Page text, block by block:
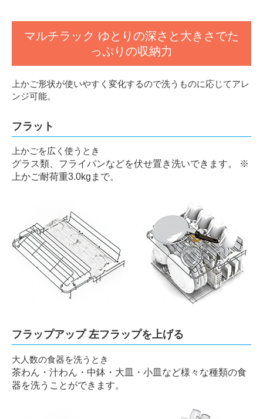
マルチラック ゆとりの深さと大きさでた
っぷりの収納力
上かご形状が使いやすく変化するので洗うものに応じてアレ
ンジ可能。
フラット
上かごを広く使うとき
グラス類、フライパンなどを伏せ置き洗いできます。
※
上かご耐荷重3.0kgまで。
フラップアップ 左フラップを上げる
大人数の食器を洗うとき
茶わん・汁わん・中鉢・大皿・小皿など様々な種類の食
器を洗うことができます。